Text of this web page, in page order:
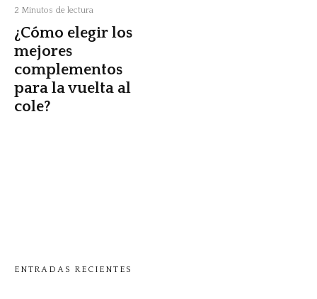
2 Minutos de lectura
¿Cómo elegir los
mejores
complementos
para la vuelta al
cole?
ENTRADAS RECIENTES